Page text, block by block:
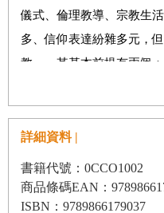
儀式、倫理教導、宗教生
多、信仰表達紛雜多元，
教」，其基本前提有兩個
二、研讀和依據的經典相
帝在世的肉身顯現、是人
世先知、是理想主義革命
記載（例如強調退隱苦修
正的基督徒、認罪悔改即
詳細資料 |
書籍代號：0CCO1002
商品條碼EAN：
ISBN：9789866179037